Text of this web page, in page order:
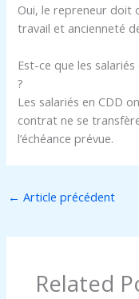
Oui, le repreneur doit
travail et ancienneté
Est-ce que les
?
Les salariés en CDD
contrat ne se
l’échéance prévue.
← Article précédent
Related